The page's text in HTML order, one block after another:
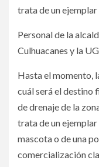
trata de un ejemplar
Personal de la
Culhuacanes y la
Hasta el momento,
cuál será el destino
de drenaje de la
trata de un
mascota o de una
comercialización